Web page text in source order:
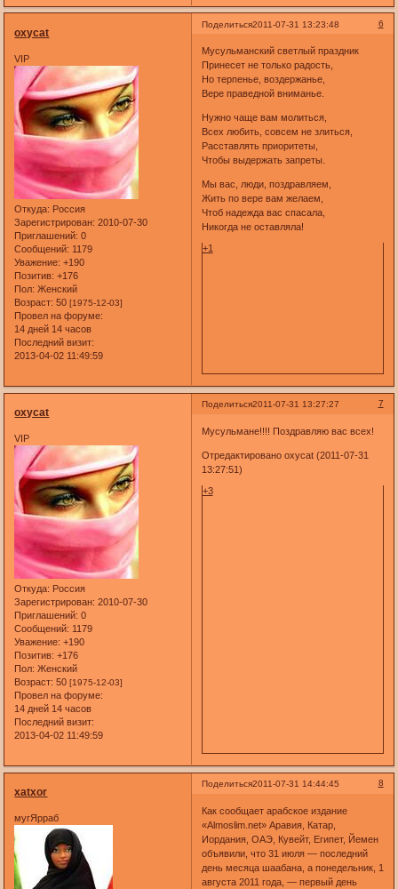
Поделиться 6
2011-07-31 13:23:48
oxycat
VIP
Откуда: Россия
Зарегистрирован: 2010-07-30
Приглашений: 0
Сообщений: 1179
Уважение: +190
Позитив: +176
Пол: Женский
Возраст: 50[1975-12-03]
Провел на форуме:
14 дней 14 часов
Последний визит:
2013-04-02 11:49:59
Мусульманский светлый праздник
Принесет не только радость,
Но терпенье, воздержанье,
Вере праведной вниманье.
Нужно чаще вам молиться,
Всех любить, совсем не злиться,
Расставлять приоритеты,
Чтобы выдержать запреты.
Мы вас, люди, поздравляем,
Жить по вере вам желаем,
Чтоб надежда вас спасала,
Никогда не оставляла!
+1
Поделиться 7
2011-07-31 13:27:27
oxycat
VIP
Откуда: Россия
Зарегистрирован: 2010-07-30
Приглашений: 0
Сообщений: 1179
Уважение: +190
Позитив: +176
Пол: Женский
Возраст: 50[1975-12-03]
Провел на форуме:
14 дней 14 часов
Последний визит:
2013-04-02 11:49:59
Мусульмане!!!! Поздравляю вас всех!
Отредактировано oxycat (2011-07-31
13:27:51)
+3
Поделиться 8
2011-07-31 14:44:45
xatxor
мугЯрраб
Как сообщает арабское издание
«Almoslim.net» Аравия, Катар,
Иордания, ОАЭ, Кувейт, Египет, Йемен
объявили, что 31 июля — последний
день месяца шаабана, а понедельник, 1
августа 2011 года, — первый день